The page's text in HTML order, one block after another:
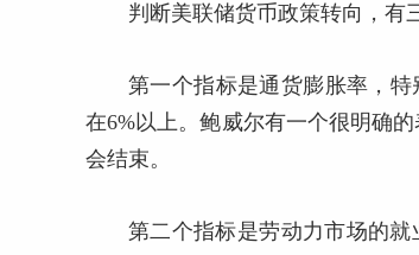
判断美联储货币政策转向，有
第一个指标是通货膨胀率，
在6%以上。鲍威尔有一个很明确
会结束。
第二个指标是劳动力市场的就